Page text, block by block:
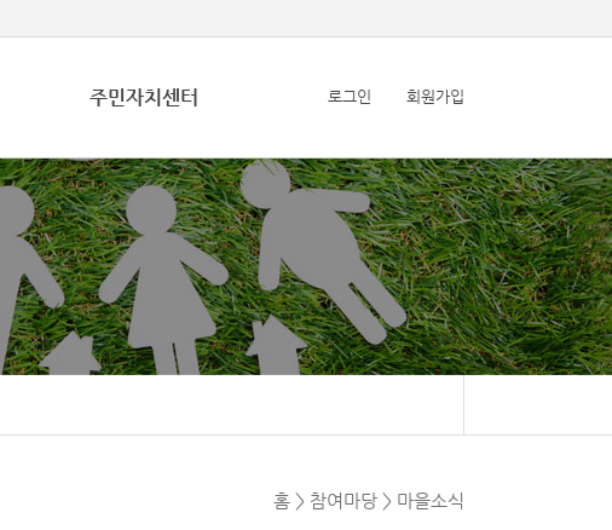
로그인 회원가입
주민자치센터
홈 > 참여마당 > 마을소식